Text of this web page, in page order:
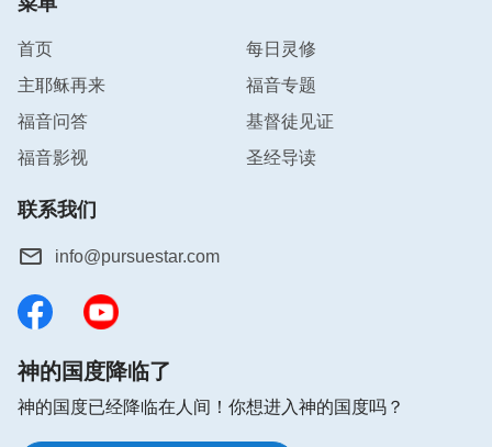
首页
每日灵修
主耶稣再来
福音专题
福音问答
基督徒见证
福音影视
圣经导读
联系我们
info@pursuestar.com
神的国度降临了
神的国度已经降临在人间！你想进入神的国度吗？
你好，如果你正在为以下问题而感到困惑、
答案。👇
A．如何迎接主的再来